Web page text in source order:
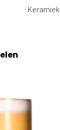
Keramiek